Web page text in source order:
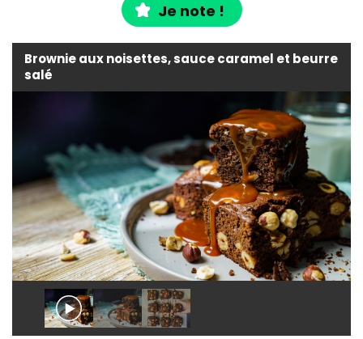
Je note !
Brownie aux noisettes, sauce caramel et beurre
salé